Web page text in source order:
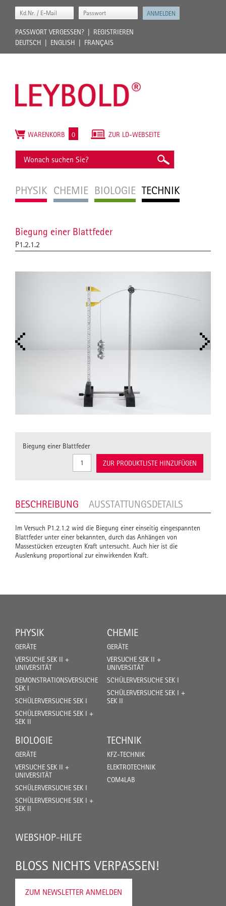
PASSWORT VERGESSEN?
REGISTRIEREN
DEUTSCH
ENGLISH FRANÇAIS
PHYSIK CHEMIE BIOLOGIE TECHNIK
ZUR LD-WEBSEITE
WARENKORB 0
Biegung einer Blattfeder
P1.2.1.2
Biegung einer Blattfeder
ZUR PRODUKTLISTE HINZUFÜGEN
BESCHREIBUNG AUSSTATTUNGSDETAILS
Im Versuch P1.2.1.2 wird die Biegung einer einseitig eingespannten
Blattfeder unter einer bekannten, durch das Anhängen von
Massestücken erzeugten Kraft untersucht. Auch hier ist die
Auslenkung proportional zur einwirkenden Kraft.
PHYSIK
GERÄTE
VERSUCHE SEK II +
UNIVERSITÄT
DEMONSTRATIONSVERSUCHE
SEK I
SCHÜLERVERSUCHE SEK I
SCHÜLERVERSUCHE SEK I +
SEK II
CHEMIE
GERÄTE
VERSUCHE SEK II +
UNIVERSITÄT
SCHÜLERVERSUCHE SEK I
SCHÜLERVERSUCHE SEK I +
SEK II
BIOLOGIE
GERÄTE
VERSUCHE SEK II +
UNIVERSITÄT
SCHÜLERVERSUCHE SEK I
SCHÜLERVERSUCHE SEK I +
SEK II
TECHNIK
KFZ-TECHNIK
ELEKTROTECHNIK
COM4LAB
WEBSHOP-HILFE
BLOSS NICHTS VERPASSEN!
ZUM NEWSLETTER ANMELDEN